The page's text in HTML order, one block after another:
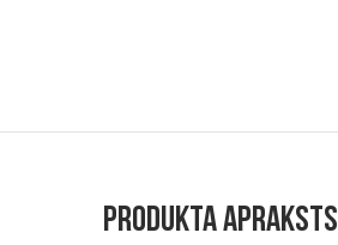
Produkta apraksts